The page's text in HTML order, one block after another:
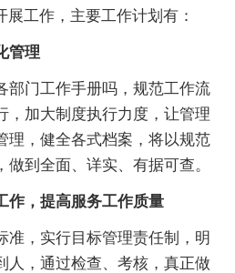
工作，主要工作计划有：
管理
门工作手册吗，规范工作流
，加大制度执行力度，让管理
理，健全各式档案，将以规范
到全面、详实、有据可查。
，提高服务工作质量
，实行目标管理责任制，明
人，通过检查、考核，真正做